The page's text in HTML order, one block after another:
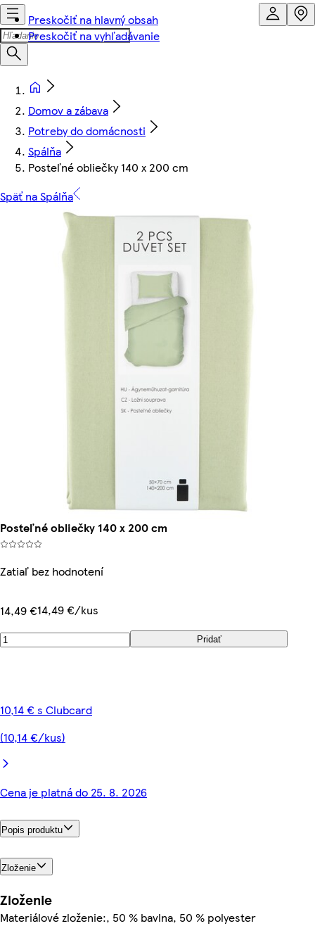
Preskočiť na hlavný obsah
Preskočiť na vyhľadávanie
Domov a zábava
Potreby do domácnosti
Spálňa
Posteľné obliečky 140 x 200 cm
Späť na Spálňa
Posteľné obliečky 140 x 200 cm
Zatiaľ bez hodnotení
14,49 €14,49 €/kus
Pridať
10,14 € s Clubcard
(10,14 €/kus)
Cena je platná do 25. 8. 2026
Popis produktu
Zloženie
Zloženie
Materiálové zloženie:, 50 % bavlna, 50 % polyester